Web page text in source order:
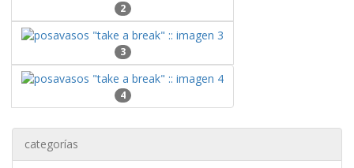
2
3
4
categorías